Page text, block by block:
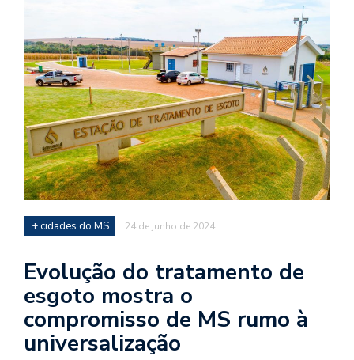
+ cidades do MS 24 de junho de 2024
Evolução do tratamento de
esgoto mostra o
compromisso de MS rumo à
universalização